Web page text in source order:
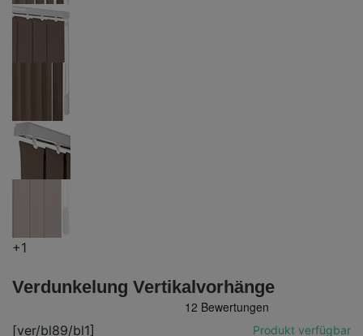
+1
Verdunkelung Vertikalvorhänge
[ver/bl89/bl1] Produkt verfügbar